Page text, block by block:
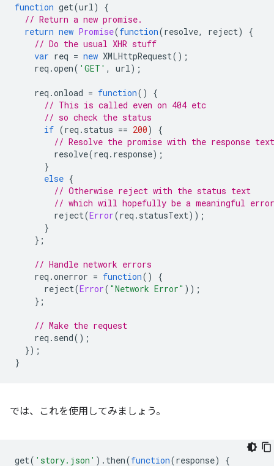
function get(url)
{
// Return a new promise.
return new Promise(function(resolve, reject)
{
// Do the usual XHR stuff
var req = new XMLHttpRequest();
req .open( 'GET' , url);
req .onload = function()
{
// This is called even on 404 etc
// so check the status
if (req . status == 200)
{
// Resolve the promise with the response text
resolve(req . response);
}
else {
// Otherwise reject with the status text
// which will hopefully be a meaningful error
reject(Error(req . statusText));
}
};
// Handle network errors
req .onerror = function()
{
reject(Error( "Network Error" ));
};
// Make the request
req . send();
});
}
では、これを使用してみましょう。
get( 'story.json' ). then(function(response) {